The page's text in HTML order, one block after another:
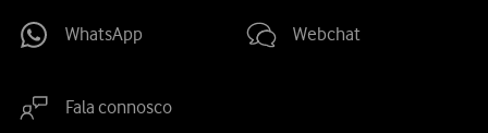
WhatsApp Webchat
Fala connosco